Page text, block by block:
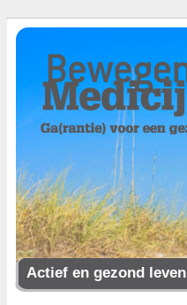
Actief en gezond leven